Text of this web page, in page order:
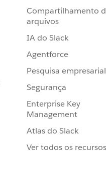
Compartilhamento
arquivos
IA do Slack
Agentforce
Pesquisa empresarial
Segurança
Enterprise Key
Management
Atlas do Slack
Ver todos os recursos